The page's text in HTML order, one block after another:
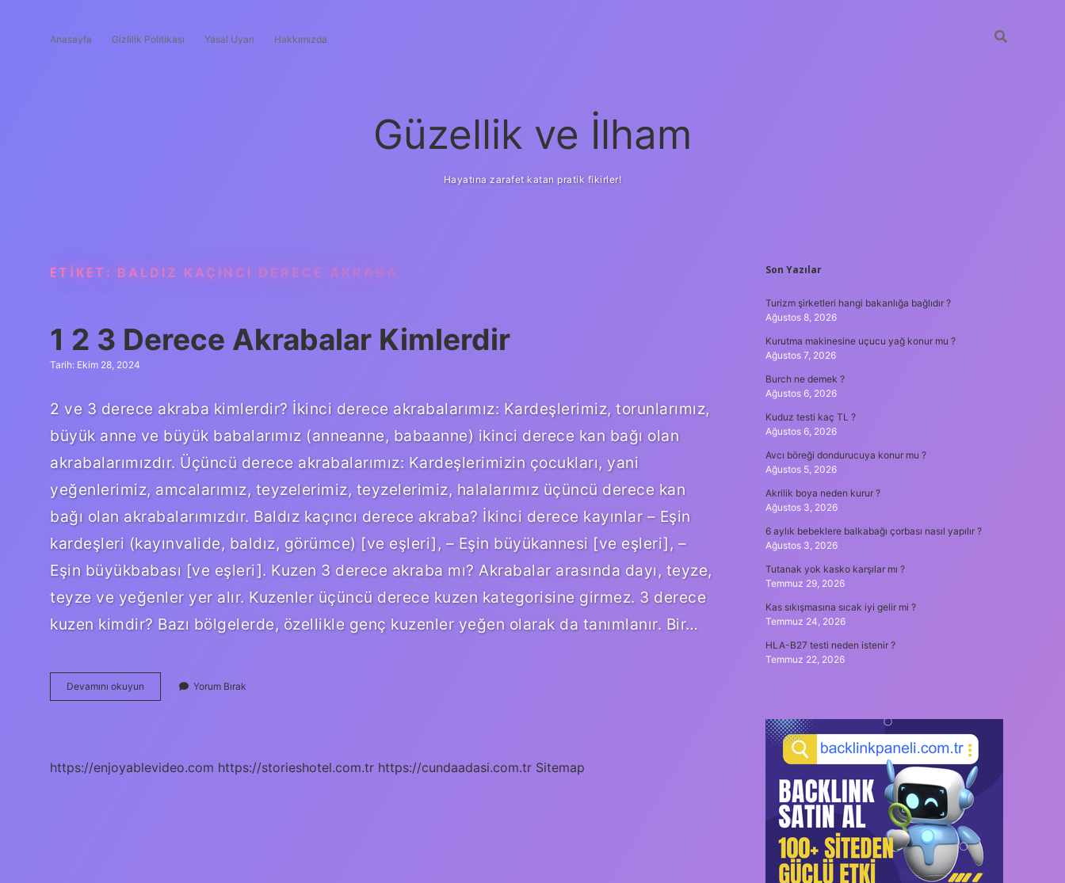
Anasayfa Gizlilik Politikası Yasal Uyarı Hakkımızda
Güzellik ve İlham
Hayatına zarafet katan pratik fikirler!
ETIKET: BALDIZ KAÇINCI DERECE AKRABA
1 2 3 Derece Akrabalar Kimlerdir
Tarih: Ekim 28, 2024
2 ve 3 derece akraba kimlerdir? İkinci derece akrabalarımız: Kardeşlerimiz, torunlarımız,
büyük anne ve büyük babalarımız (anneanne, babaanne) ikinci derece kan bağı olan
akrabalarımızdır. Üçüncü derece akrabalarımız: Kardeşlerimizin çocukları, yani
yeğenlerimiz, amcalarımız, teyzelerimiz, teyzelerimiz, halalarımız üçüncü derece kan
bağı olan akrabalarımızdır. Baldız kaçıncı derece akraba? İkinci derece kayınlar – Eşin
kardeşleri (kayınvalide, baldız, görümce) [ve eşleri], – Eşin büyükannesi [ve eşleri], –
Eşin büyükbabası [ve eşleri]. Kuzen 3 derece akraba mı? Akrabalar arasında dayı, teyze,
teyze ve yeğenler yer alır. Kuzenler üçüncü derece kuzen kategorisine girmez. 3 derece
kuzen kimdir? Bazı bölgelerde, özellikle genç kuzenler yeğen olarak da tanımlanır. Bir…
Devamını okuyun
2
Yorum Bırak
https://enjoyablevideo.com https://storieshotel.com.tr https://cundaadasi.com.tr Sitemap
SIDEBAR
Son Yazılar
Turizm şirketleri hangi bakanlığa bağlıdır ?
Ağustos 8, 2026
Kurutma makinesine uçucu yağ konur mu ?
Ağustos 7, 2026
Burch ne demek ?
Ağustos 6, 2026
Kuduz testi kaç TL ?
Ağustos 6, 2026
Avcı böreği dondurucuya konur mu ?
Ağustos 5, 2026
Akrilik boya neden kurur ?
Ağustos 3, 2026
6 aylık bebeklere balkabağı çorbası nasıl yapılır ?
Ağustos 3, 2026
Tutanak yok kasko karşılar mı ?
Temmuz 29, 2026
Kas sıkışmasına sıcak iyi gelir mi ?
Temmuz 24, 2026
HLA-B27 testi neden istenir ?
Temmuz 22, 2026
güvenilir bahis siteleriilbet giriş adresi